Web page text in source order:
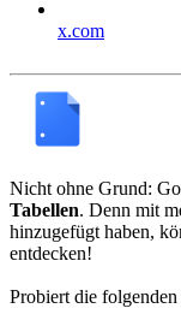
x.com
Nicht ohne Grund:
Tabellen. Denn mit
hinzugefügt haben,
entdecken!
Probiert die